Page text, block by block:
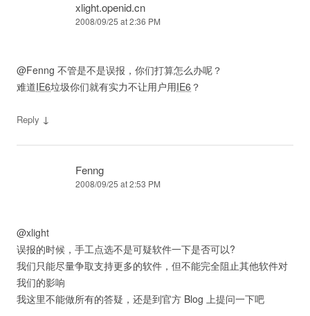
xlight.openid.cn
2008/09/25 at 2:36 PM
@Fenng 不管是不是误报，你们打算怎么办呢？
难道IE6垃圾你们就有实力不让用户用IE6 ？
Reply ↓
Fenng
2008/09/25 at 2:53 PM
@xlight
误报的时候，手工点选不是可疑软件一下是否可以?
我们只能尽量争取支持更多的软件，但不能完全阻止其他软件对
我们的影响
我这里不能做所有的答疑，还是到官方 Blog 上提问一下吧